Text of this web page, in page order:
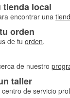
tienda local
encontrar una
orden
de tu orden.
de nuestro
taller
de servicio